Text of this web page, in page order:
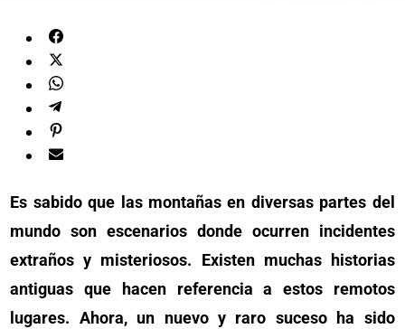
Es sabido que las montañas en diversas partes del
mundo son escenarios donde ocurren incidentes
extraños y misteriosos. Existen muchas historias
antiguas que hacen referencia a estos remotos
lugares. Ahora, un nuevo y raro suceso ha sido